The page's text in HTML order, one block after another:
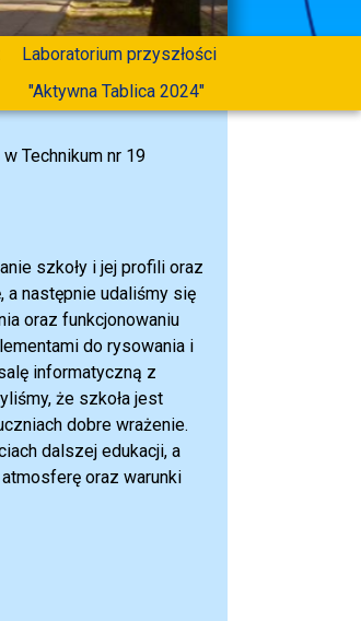
Laboratorium przyszłości
"Aktywna Tablica 2024"
Technikum nr 19
szkoły i jej profili oraz
a następnie udaliśmy się
oraz funkcjonowaniu
do rysowania i
informatyczną z
że szkoła jest
dobre wrażenie.
dalszej edukacji, a
oraz warunki